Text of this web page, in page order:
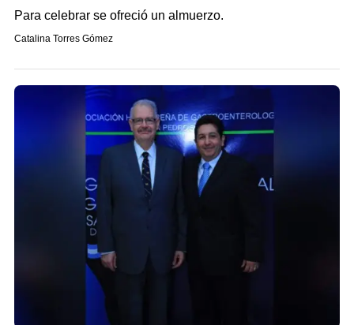
Para celebrar se ofreció un almuerzo.
Catalina Torres Gómez